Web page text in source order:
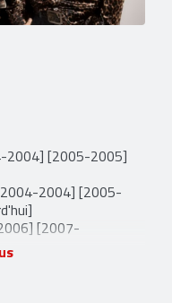
[2005-2005]
2004] [2005-
[2007-